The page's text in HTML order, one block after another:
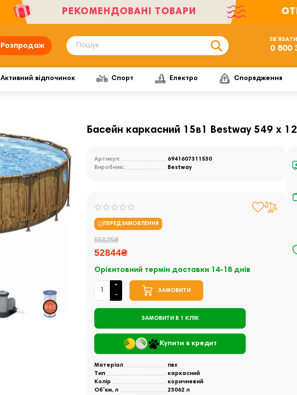
РЕКОМЕНДОВАНІ ТОВАРИ
Розпродаж 0 800
Активний відпочинок Спорт Електро Спорядження
Басейн каркасний 15в1 Bestway 549 x
Артикул:
6941607311530
Виробник:
Bestway
ПЕРЕДЗАМОВЛЕННЯ
55625₴
52844₴
Орієнтовний термін доставки 14-18 днів
ЗАМОВИТИ
ЗАМОВИТИ В 1 КЛІК
Купити в кредит
Матеріал
пвх
Тип
каркасний
Колір
коричневий
Об'єм, л
23062 л